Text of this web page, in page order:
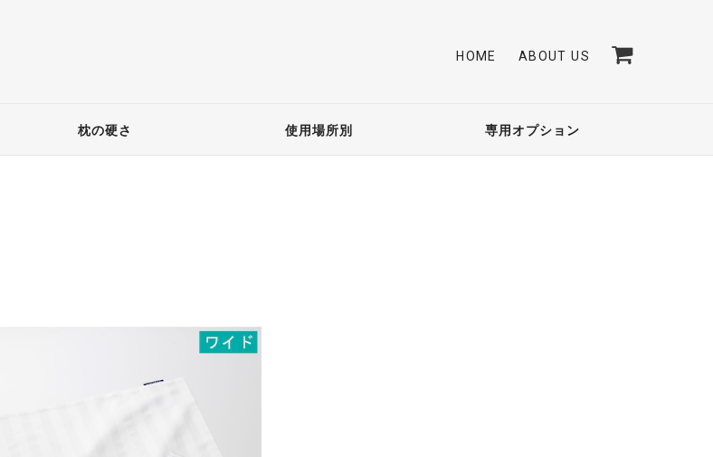
HOME ABOUT US
枕の硬さ 使用場所別 専用オプション